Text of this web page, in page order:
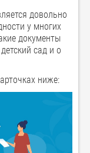
довольно
у многих
документы
сад и о
ниже: